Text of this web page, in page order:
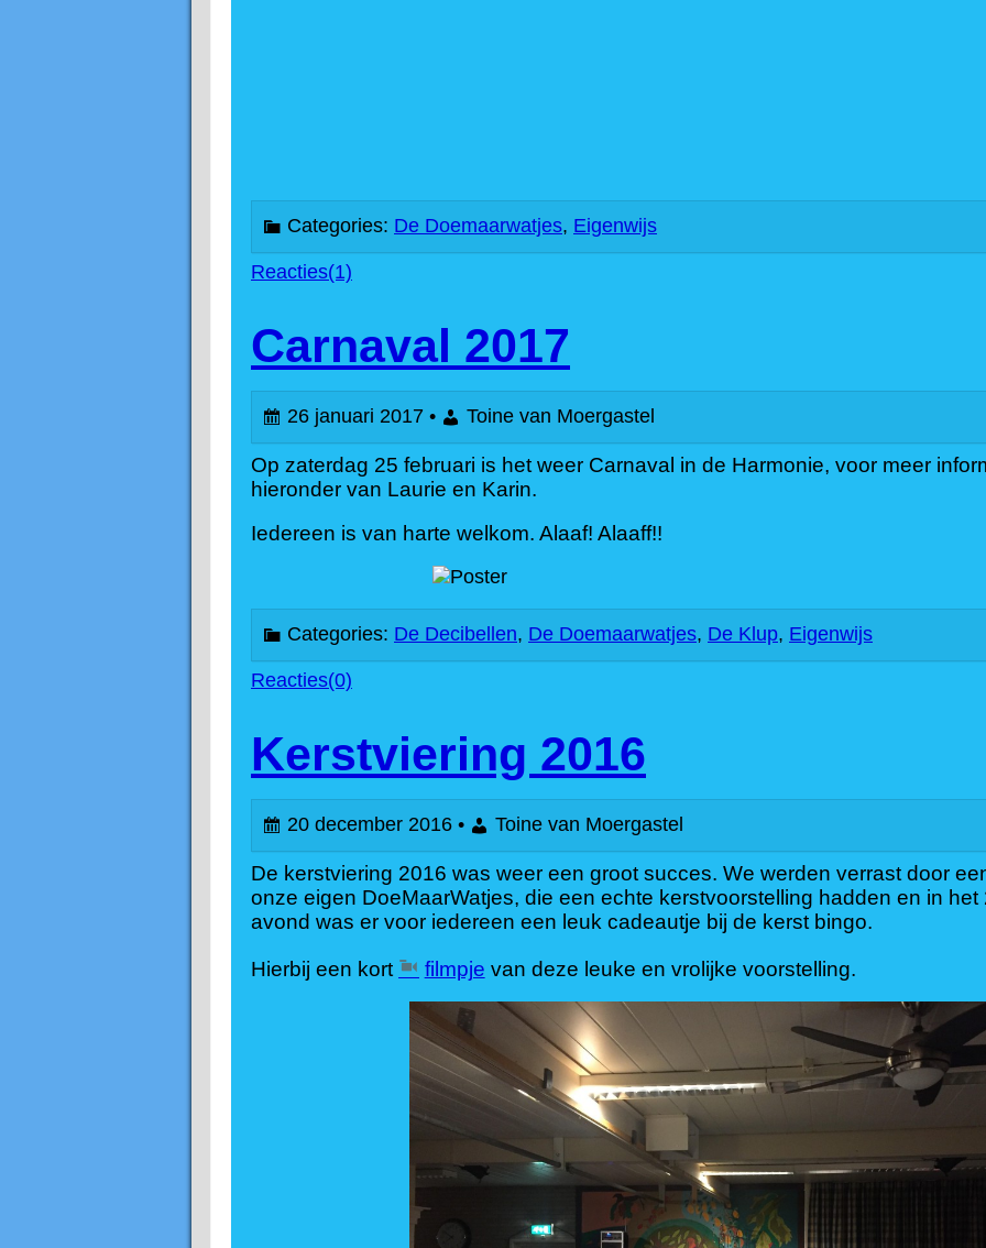
Categories: De Doemaarwatjes, Eigenwijs
Reacties(1)
Carnaval 2017
26 januari 2017 • Toine van Moergastel
Op zaterdag 25 februari is het weer Carnaval in de Harmonie, voor meer
hieronder van Laurie en Karin.
Iedereen is van harte welkom. Alaaf! Alaaff!!
Categories: De Decibellen, De Doemaarwatjes, De Klup, Eigenwijs
Reacties(0)
Kerstviering 2016
20 december 2016 • Toine van Moergastel
De kerstviering 2016 was weer een groot succes. We werden verrast door
onze eigen DoeMaarWatjes, die een echte kerstvoorstelling hadden en in
avond was er voor iedereen een leuk cadeautje bij de kerst bingo.
Hierbij een kort filmpje van deze leuke en vrolijke voorstelling.